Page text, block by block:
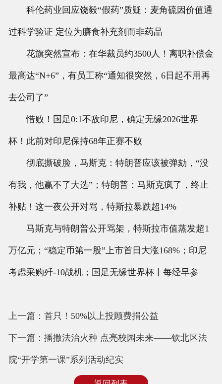
科伦药业回应饶毅“假药”质疑：麦角硫因价值通
过科学验证 定位为膳食补充剂而非药品
花旗突然宣布：在华裁员约3500人！离职补偿金
最高达“N+6”，有员工称“通知很突然，6日起不用再
去公司了”
惜败！国足0:1不敌印尼，确定无缘2026世界
杯！此前对印尼保持68年正赛不败
彻底撕破脸，马斯克：特朗普应该被弹劾，“没
有我，他赢不了大选”；特朗普：马斯克疯了，终止
补贴！这一夜公开对骂，特斯拉暴跌超14%
马斯克与特朗普公开骂架，特斯拉市值蒸发超1
万亿元；“稳定币第一股”上市首日大涨168%；印尼
考虑采购歼-10战机；国足无缘世界杯丨每经早参
上一篇：首只！50%以上投顾费捐公益
下一篇：播撒法治火种 点亮校园未来——钦北区法
院“开学第一课”系列活动纪实